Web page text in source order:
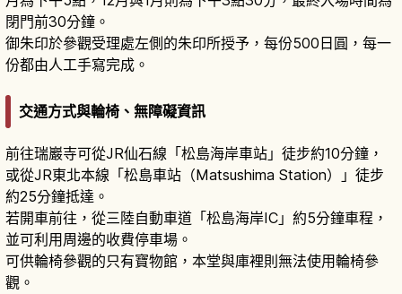
閉門前30分鐘。
御朱印於參觀受理處左側的朱印所授予，每份500日圓，每一
份都由人工手寫完成。
交通方式與輪椅、無障礙資訊
前往瑞巖寺可從JR仙石線「松島海岸車站」徒步約10分鐘，
或從JR東北本線「松島車站（Matsushima Station）」徒步
約25分鐘抵達。
若開車前往，從三陸自動車道「松島海岸IC」約5分鐘車程，
並可利用周邊的收費停車場。
可供輪椅參觀的只有寶物館，本堂與庫裡則無法使用輪椅參
觀。